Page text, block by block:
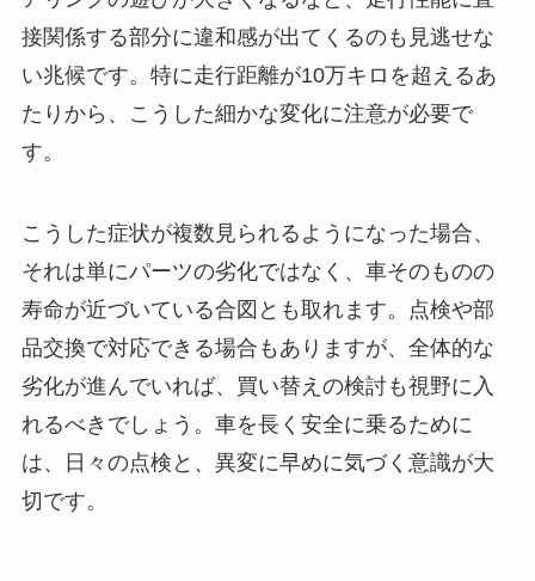
接関係する部分に違和感が出てくるのも見逃せな
い兆候です。特に走行距離が10万キロを超えるあ
たりから、こうした細かな変化に注意が必要で
す。
こうした症状が複数見られるようになった場合、
それは単にパーツの劣化ではなく、車そのものの
寿命が近づいている合図とも取れます。点検や部
品交換で対応できる場合もありますが、全体的な
劣化が進んでいれば、買い替えの検討も視野に入
れるべきでしょう。車を長く安全に乗るために
は、日々の点検と、異変に早めに気づく意識が大
切です。